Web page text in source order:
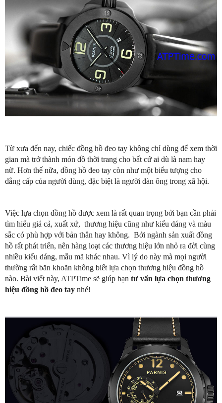
Từ xưa đến nay, chiếc đồng hồ đeo tay không chỉ dùng để xem thời
gian mà trở thành món đồ thời trang cho bất cứ ai dù là nam hay
nữ. Hơn thế nữa, đồng hồ đeo tay còn như một biểu tượng cho
đẳng cấp của người dùng, đặc biệt là người đàn ông trong xã hội.
Việc lựa chọn đồng hồ được xem là rất quan trọng bởi bạn cần phải
tìm hiểu giá cả, xuất xứ, thương hiệu cũng như kiểu dáng và màu
sắc có phù hợp với bản thân hay không. Bởi ngành sản xuất đồng
hồ rất phát triển, nên hàng loạt các thương hiệu lớn nhỏ ra đời cùng
nhiều kiểu dáng, mẫu mã khác nhau. Vì lý do này mà mọi người
thường rất băn khoăn không biết lựa chọn thương hiệu đồng hồ
nào. Bài viết này, ATPTime sẽ giúp bạn tư vấn lựa chọn thương
hiệu đồng hồ đeo tay nhé!